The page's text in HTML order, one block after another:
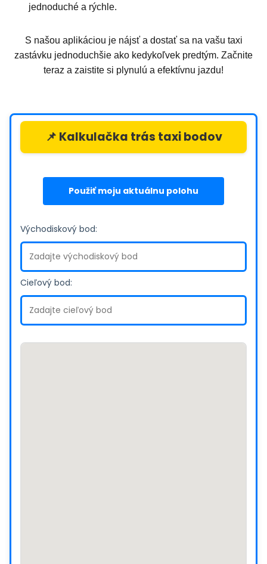
jednoduché a rýchle.
S našou aplikáciou je nájsť a dostať sa na vašu taxi
zastávku jednoduchšie ako kedykoľvek predtým. Začnite
teraz a zaistite si plynulú a efektívnu jazdu!
📌 Kalkulačka trás taxi bodov
Použiť moju aktuálnu polohu
Východiskový bod:
Cieľový bod: